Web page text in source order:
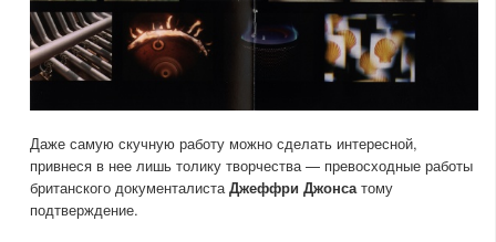
Даже самую скучную работу можно сделать интересной,
привнеся в нее лишь толику творчества — превосходные работы
британского документалистаДжеффри Джонсатому
подтверждение.